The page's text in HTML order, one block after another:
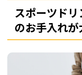
スポーツド
のお手入れが